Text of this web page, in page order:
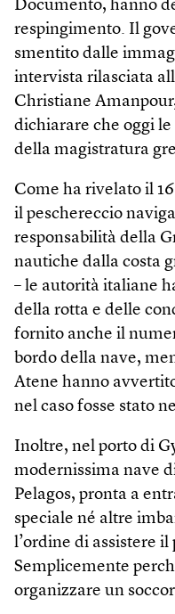
Documento, hanno
respingimento. Il
smentito dalle
intervista rilasciata
Christiane
dichiarare che oggi
della magistratura
Come ha rivelato il
il peschereccio
responsabilità della
nautiche dalla costa
– le autorità italiane
della rotta e delle
fornito anche il
bordo della nave,
Atene hanno
nel caso fosse stato
Inoltre, nel porto di
modernissima nave
Pelagos, pronta a
speciale né altre
l’ordine di assistere il
Semplicemente
organizzare un